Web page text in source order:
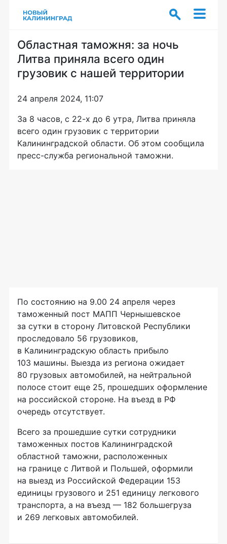
Областная таможня: за ночь
Литва приняла всего один
грузовик с нашей территории
24 апреля 2024, 11:07
За 8 часов, с 22-х до 6 утра, Литва приняла
всего один грузовик с территории
Калининградской области. Об этом сообщила
пресс-служба региональной таможни.
По состоянию на 9.00 24 апреля через
таможенный пост МАПП Чернышевское
за сутки в сторону Литовской Республики
проследовало 56 грузовиков,
в Калининградскую область прибыло
103 машины. Выезда из региона ожидает
80 грузовых автомобилей, на нейтральной
полосе стоит еще 25, прошедших оформление
на российской стороне. На въезд в РФ
очередь отсутствует.
Всего за прошедшие сутки сотрудники
таможенных постов Калининградской
областной таможни, расположенных
на границе с Литвой и Польшей, оформили
на выезд из Российской Федерации 153
единицы грузового и 251 единицу легкового
транспорта, а на въезд — 182 большегруза
и 269 легковых автомобилей.